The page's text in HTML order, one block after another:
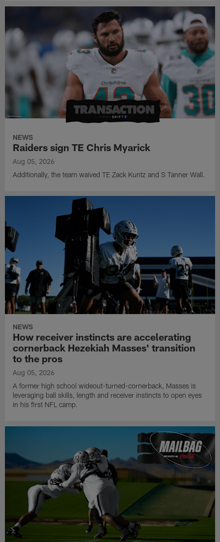
NEWS
Raiders sign TE Chris Myarick
Aug 05, 2026
Additionally, the team waived TE Zack Kuntz and S Tanner Wall.
NEWS
How receiver instincts are accelerating
cornerback Hezekiah Masses' transition
to the pros
Aug 05, 2026
A former high school wideout-turned-cornerback, Masses is
leveraging ball skills, length and receiver instincts to open eyes
in his first NFL camp.